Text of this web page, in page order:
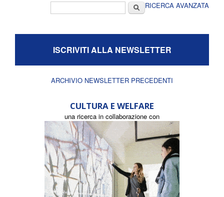
CercaRICERCA AVANZATA
ISCRIVITI ALLA NEWSLETTER
ARCHIVIO NEWSLETTER PRECEDENTI
CULTURA E WELFARE
una ricerca in collaborazione con